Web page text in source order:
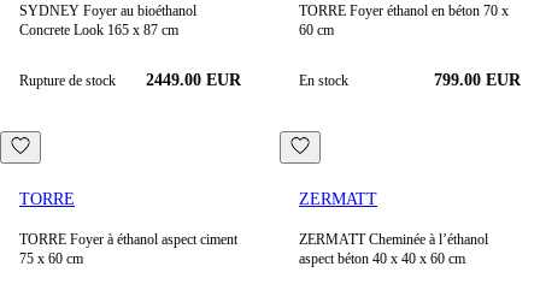
SYDNEY Foyer au bioéthanol
Concrete Look 165 x 87 cm
Rupture de stock 2449.00 EUR
TORRE Foyer éthanol en béton 70 x
60 cm
En stock 799.00 EUR
TORRE
TORRE Foyer à éthanol aspect ciment
75 x 60 cm
ZERMATT
ZERMATT Cheminée à l’éthanol
aspect béton 40 x 40 x 60 cm